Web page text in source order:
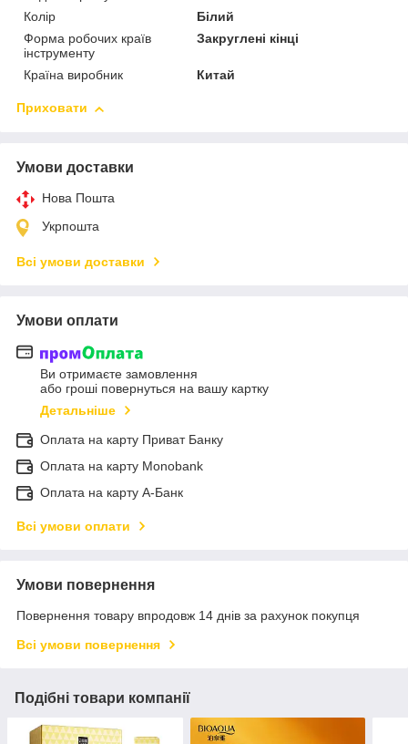
Колір
Білий
Форма робочих країв
інструменту
Закруглені кінці
Країна виробник Китай
Приховати
Умови доставки
Нова Пошта
Укрпошта
Всі умови доставки
Умови оплати
Ви отримаєте замовлення
або гроші повернуться на вашу картку
Детальніше
Оплата на карту Приват Банку
Оплата на карту Monobank
Оплата на карту А-Банк
Всі умови оплати
Умови повернення
Повернення товару впродовж 14 днів за рахунок покупця
Всі умови повернення
Подібні товари компанії